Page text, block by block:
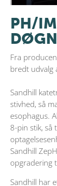
PH/
Fra
bredt udvalg
Sandhill
stivhed, så
esophagus.
8-pin stik, så
Sandhill
opgradering
Sandhill har